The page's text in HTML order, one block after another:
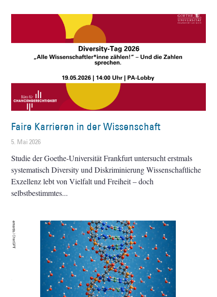
Faire Karrieren in der Wissenschaft
5. Mai 2026
Studie der Goethe-Universität Frankfurt untersucht erstmals
systematisch Diversity und Diskriminierung Wissenschaftliche
Exzellenz lebt von Vielfalt und Freiheit – doch
selbstbestimmtes